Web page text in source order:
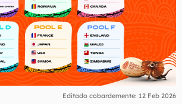
Editado cobardemente: 12 Feb 2026